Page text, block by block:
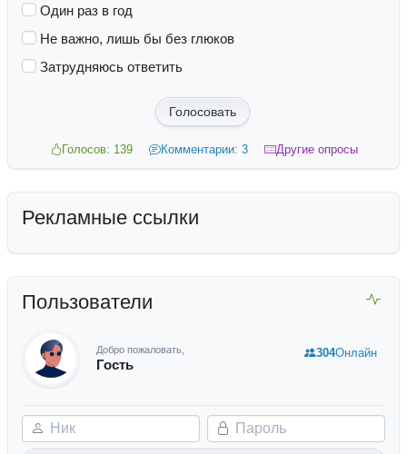
Один раз в год
Не важно, лишь бы без глюков
Затрудняюсь ответить
Голосовать
Голосов: 139 Комментарии: 3 Другие опросы
Рекламные ссылки
Пользователи
Добро пожаловать,
Гость
Ник Пароль
304Онлайн